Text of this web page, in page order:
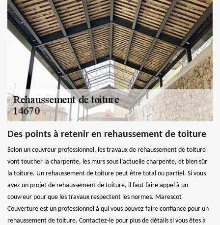
Des points à retenir en rehaussement de toiture
Selon un couvreur professionnel, les travaux de rehaussement de toiture
vont toucher la charpente, les murs sous l’actuelle charpente, et bien sûr
la toiture. Un rehaussement de toiture peut être total ou partiel. Si vous
avez un projet de rehaussement de toiture, il faut faire appel à un
couvreur pour que les travaux respectent les normes. Marescot
Couverture est un professionnel à qui vous pouvez faire confiance pour un
rehaussement de toiture. Contactez-le pour plus de détails si vous êtes à